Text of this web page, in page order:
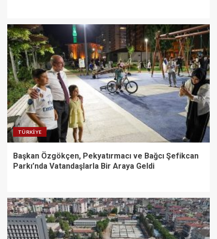
TÜRKIYE
Başkan Özgökçen, Pekyatırmacı ve Bağcı Şefikcan
Parkı’nda Vatandaşlarla Bir Araya Geldi